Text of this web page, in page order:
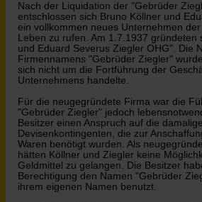
Nach der Liquidation der "Gebrüder
entschlossen sich Bruno Köllner und
ein vollkommen neues Unternehmen
Leben zu rufen. Am 1.7.1937 gründeten
und Eduard Severus Ziegler OHG". Die
Firmennamens "Gebrüder Ziegler"
sich nicht um die Fortführung der
Unternehmens handelte.
Für die neugegründete Firma war die
"Gebrüder Ziegler" jedoch
Besitzer einen Anspruch auf die
Devisenkontingenten, die zur
Waren benötigt wurden. Als
hätten Köllner und Ziegler keine
Geldmittel zu gelangen. Die Besitzer
Berechtigung den Namen "Gebrüder
ihrem eigenen Namen benutzt.